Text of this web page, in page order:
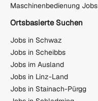
Maschinenbedienung Jobs
Ortsbasierte Suchen
Jobs in Schwaz
Jobs in Scheibbs
Jobs im Ausland
Jobs in Linz-Land
Jobs in Stainach-Pürgg